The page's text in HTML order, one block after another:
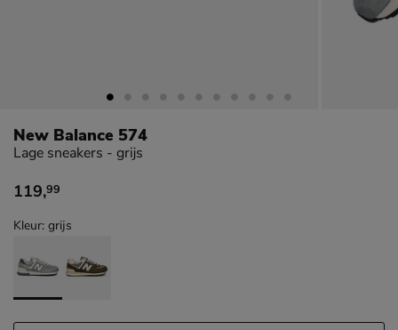
New Balance 574
Lage sneakers - grijs
€ 119,99
119,99
Kleur: grijs